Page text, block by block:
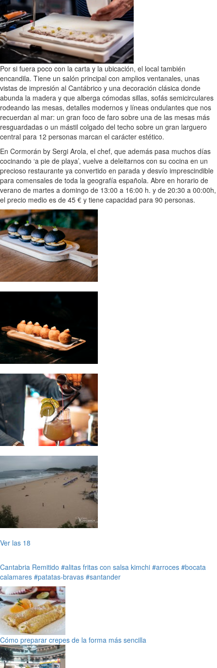
Por si fuera poco con la carta y la ubicación, el local también
encandila. Tiene un salón principal con amplios ventanales, unas
vistas de impresión al Cantábrico y una decoración clásica donde
abunda la madera y que alberga cómodas sillas, sofás semicirculares
rodeando las mesas, detalles modernos y líneas ondulantes que nos
recuerdan al mar: un gran foco de faro sobre una de las mesas más
resguardadas o un mástil colgado del techo sobre un gran larguero
central para 12 personas marcan el carácter estético.
En Cormorán by Sergi Arola, el chef, que además pasa muchos días
cocinando ‘a pie de playa’, vuelve a deleitarnos con su cocina en un
precioso restaurante ya convertido en parada y desvío imprescindible
para comensales de toda la geografía española. Abre en horario de
verano de martes a domingo de 13:00 a 16:00 h. y de 20:30 a 00:00h,
el precio medio es de 45 € y tiene capacidad para 90 personas.
Ver las 18
Cantabria Remitido #alitas fritas con salsa kimchi #arroces #bocata
calamares #patatas-bravas #santander
Cómo preparar crepes de la forma más sencilla